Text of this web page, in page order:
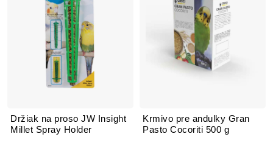
Držiak na proso JW Insight
Millet Spray Holder
Krmivo pre andulky Gran
Pasto Cocoriti 500 g